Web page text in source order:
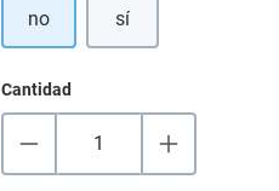
no sí
Cantidad